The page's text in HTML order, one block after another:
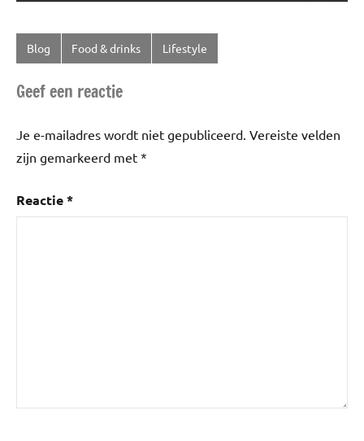
Getagd
Cocktails,
Blog Food & drinks Lifestyle
Geef een reactie
Je e-mailadres wordt niet gepubliceerd. Vereiste velden
zijn gemarkeerd met *
Reactie*